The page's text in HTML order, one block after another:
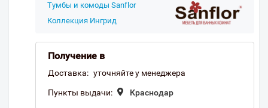
Тумбы и комоды Sanflor
Коллекция Ингрид
Получение в
Доставка: уточняйте у менеджера
Пункты выдачи: Краснодар